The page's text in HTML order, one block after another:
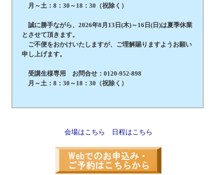
月～土：8：30～18：30（祝除く）
誠に勝手ながら、2026年8月13日(木)～16日(日)は夏季休業
とさせて頂きます。
ご不便をおかけいたしますが、ご理解賜りますようお願い
申し上げます。
受講生様専用 お問合せ：0120-952-898
月～土：8：30～18：30（祝除く）
会場はこちら 日程はこちら